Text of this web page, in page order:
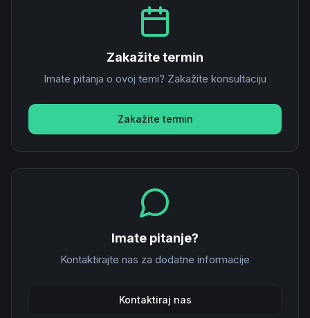
Zakažite termin
Imate pitanja o ovoj temi? Zakažite konsultaciju
Zakažite termin
Imate pitanje?
Kontaktirajte nas za dodatne informacije
Kontaktiraj nas